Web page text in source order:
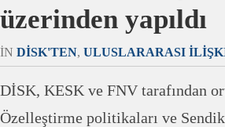
üzerinden yapıldı
IN DİSK'TEN, ULUSLARARASI
DİSK, KESK ve FNV tarafından
Özelleştirme politikaları ve